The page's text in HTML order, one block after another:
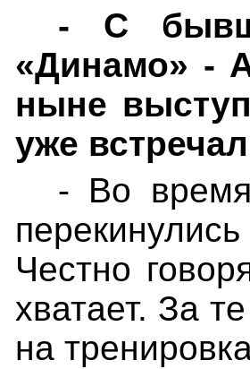
- С
«Динамо» -
ныне
уже
- Во
Честно
хватает. За
на